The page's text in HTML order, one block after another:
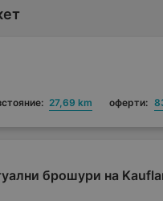
27,69 km оферти:
брошури на